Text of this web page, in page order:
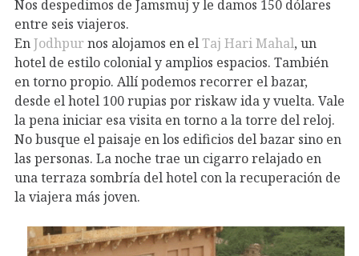
Nos despedimos de Jamsmuj y le damos 150 dólares
entre seis viajeros.
EnJodhpurnos alojamos en elTaj Hari Mahal, un
hotel de estilo colonial y amplios espacios. También
en torno propio. Allí podemos recorrer el bazar,
desde el hotel 100 rupias por riskaw ida y vuelta. Vale
la pena iniciar esa visita en torno a la torre del reloj.
No busque el paisaje en los edificios del bazar sino en
las personas. La noche trae un cigarro relajado en
una terraza sombría del hotel con la recuperación de
la viajera más joven.